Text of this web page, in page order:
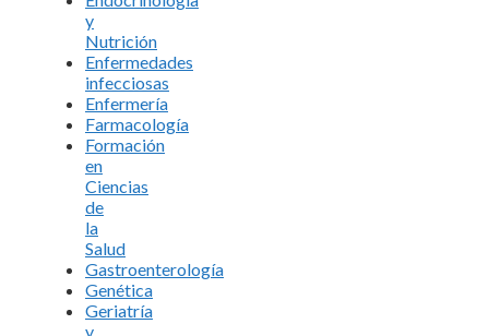
y
Nutrición
Enfermedades
infecciosas
Enfermería
Farmacología
Formación
en
Ciencias
de
la
Salud
Gastroenterología
Genética
Geriatría
y